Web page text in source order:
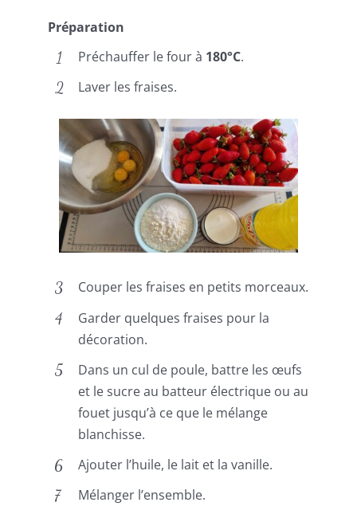
Préparation
Préchauffer le four à 180°C.
Laver les fraises.
Couper les fraises en petits morceaux.
Garder quelques fraises pour la
décoration.
Dans un cul de poule, battre les œufs
et le sucre au batteur électrique ou au
fouet jusqu’à ce que le mélange
blanchisse.
Ajouter l’huile, le lait et la vanille.
Mélanger l’ensemble.